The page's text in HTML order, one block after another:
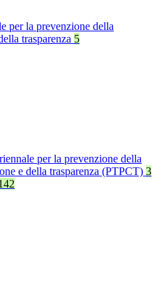
per la prevenzione della
trasparenza 5
per la prevenzione della
e della trasparenza (PTPCT) 3